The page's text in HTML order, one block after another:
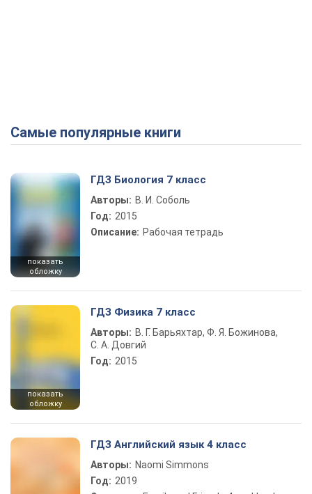
Самые популярные книги
показать
обложку
ГДЗ Биология 7 класс
Авторы: В. И. Соболь
Год: 2015
Описание: Рабочая тетрадь
показать
обложку
ГДЗ Физика 7 класс
Авторы: В. Г. Барьяхтар, Ф. Я. Божинова,
С. А. Довгий
Год: 2015
ГДЗ Английский язык 4 класс
Авторы: Naomi Simmons
Год: 2019